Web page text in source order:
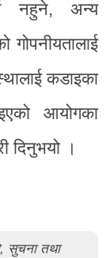
नहुने, अन्य
गोपनीयतालाई
कडाइका
आयोगका
दिनुभयो ।
सुचना तथा